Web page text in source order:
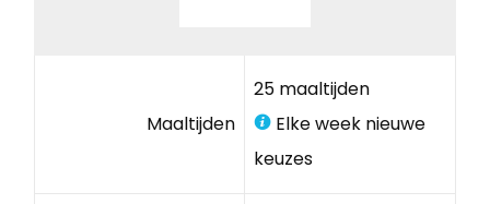
Maaltijden
25 maaltijden
Elke week nieuwe
keuzes